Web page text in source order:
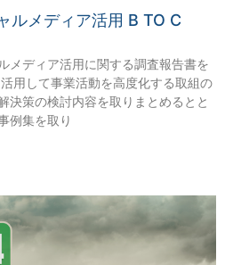
ルメディア活用 B TO C
メディア活用に関する調査報告書を
用して事業活動を高度化する取組の
決策の検討内容を取りまとめるとと
例集を取り